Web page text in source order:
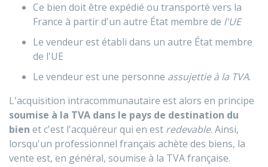
Ce bien doit être expédié ou transporté vers la
France à partir d'un autre État membre de l'UE
Le vendeur est établi dans un autre État membre
de l'UE
Le vendeur est une personne assujettie à la TVA.
L'acquisition intracommunautaire est alors en principe
soumise à la TVA dans le pays de destination du
bien et c'est l'acquéreur qui en est redevable. Ainsi,
lorsqu'un professionnel français achète des biens, la
vente est, en général, soumise à la TVA française.